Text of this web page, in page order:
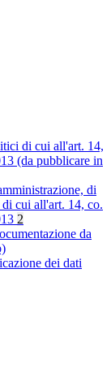
di cui all'art. 14,
(da pubblicare in
di
cui all'art. 14, co.
2
da
dei dati